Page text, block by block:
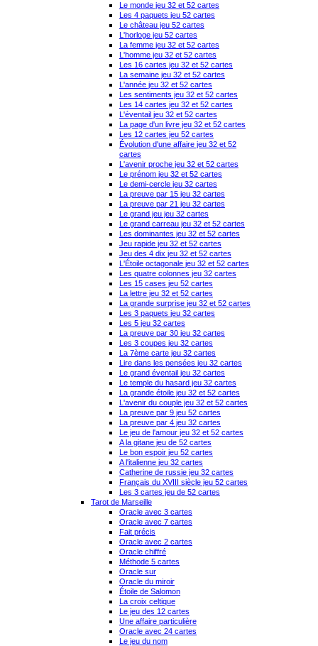
Le monde jeu 32 et 52 cartes
Les 4 paquets jeu 52 cartes
Le château jeu 52 cartes
L'horloge jeu 52 cartes
La femme jeu 32 et 52 cartes
L'homme jeu 32 et 52 cartes
Les 16 cartes jeu 32 et 52 cartes
La semaine jeu 32 et 52 cartes
L'année jeu 32 et 52 cartes
Les sentiments jeu 32 et 52 cartes
Les 14 cartes jeu 32 et 52 cartes
L'éventail jeu 32 et 52 cartes
La page d'un livre jeu 32 et 52 cartes
Les 12 cartes jeu 52 cartes
Évolution d'une affaire jeu 32 et 52
cartes
L'avenir proche jeu 32 et 52 cartes
Le prénom jeu 32 et 52 cartes
Le demi-cercle jeu 32 cartes
La preuve par 15 jeu 32 cartes
La preuve par 21 jeu 32 cartes
Le grand jeu jeu 32 cartes
Le grand carreau jeu 32 et 52 cartes
Les dominantes jeu 32 et 52 cartes
Jeu rapide jeu 32 et 52 cartes
Jeu des 4 dix jeu 32 et 52 cartes
L'Étoile octagonale jeu 32 et 52 cartes
Les quatre colonnes jeu 32 cartes
Les 15 cases jeu 52 cartes
La lettre jeu 32 et 52 cartes
La grande surprise jeu 32 et 52 cartes
Les 3 paquets jeu 32 cartes
Les 5 jeu 32 cartes
La preuve par 30 jeu 32 cartes
Les 3 coupes jeu 32 cartes
La 7ème carte jeu 32 cartes
Lire dans les pensées jeu 32 cartes
Le grand éventail jeu 32 cartes
Le temple du hasard jeu 32 cartes
La grande étoile jeu 32 et 52 cartes
L'avenir du couple jeu 32 et 52 cartes
La preuve par 9 jeu 52 cartes
La preuve par 4 jeu 32 cartes
Le jeu de l'amour jeu 32 et 52 cartes
A la gitane jeu de 52 cartes
Le bon espoir jeu 52 cartes
A l'italienne jeu 32 cartes
Catherine de russie jeu 32 cartes
Français du XVIII siècle jeu 52 cartes
Les 3 cartes jeu de 52 cartes
Tarot de Marseille
Oracle avec 3 cartes
Oracle avec 7 cartes
Fait précis
Oracle avec 2 cartes
Oracle chiffré
Méthode 5 cartes
Oracle sur
Oracle du miroir
Étoile de Salomon
La croix celtique
Le jeu des 12 cartes
Une affaire particulière
Oracle avec 24 cartes
Le jeu du nom